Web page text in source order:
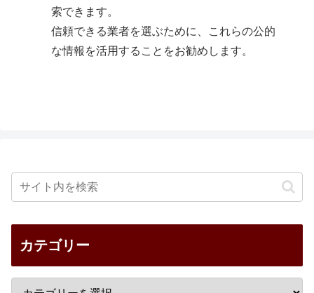
索できます。
信頼できる業者を選ぶために、これらの公的
な情報を活用することをお勧めします。
カテゴリー